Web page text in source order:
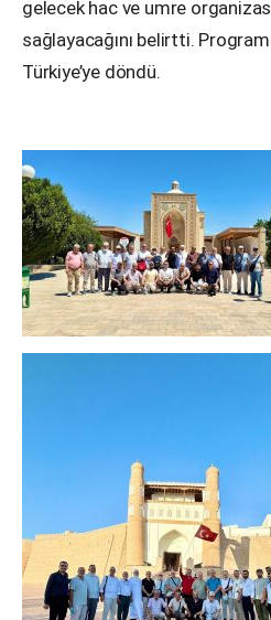
gelecek hac ve umre
sağlayacağını belirtti.
Türkiye’ye döndü.